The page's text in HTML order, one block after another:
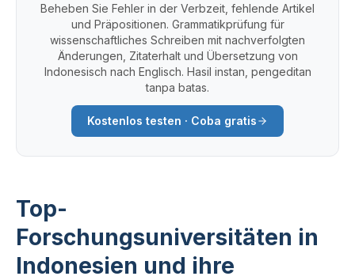
Beheben Sie Fehler in der Verbzeit, fehlende Artikel
und Präpositionen. Grammatikprüfung für
wissenschaftliches Schreiben mit nachverfolgten
Änderungen, Zitaterhalt und Übersetzung von
Indonesisch nach Englisch. Hasil instan, pengeditan
tanpa batas.
Kostenlos testen · Coba gratis
Top-
Forschungsuniversitäten in
Indonesien und ihre